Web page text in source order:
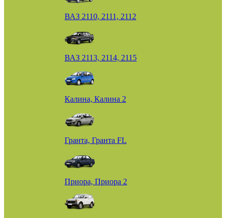
ВАЗ 2110, 2111, 2112
ВАЗ 2113, 2114, 2115
Калина, Калина 2
Гранта, Гранта FL
Приора, Приора 2